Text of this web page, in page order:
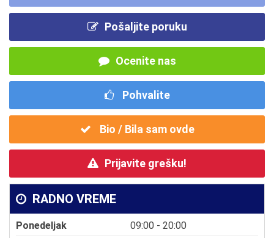
Pošaljite poruku
Ocenite nas
Pohvalite
Bio / Bila sam ovde
Prijavite grešku!
RADNO VREME
Ponedeljak
09:00 - 20:00